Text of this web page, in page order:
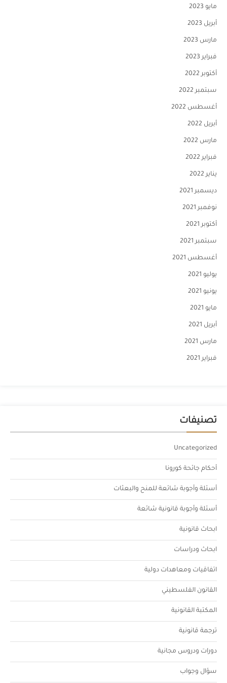
مايو 2023
أبريل 2023
مارس 2023
فبراير 2023
أكتوبر 2022
سبتمبر 2022
أغسطس 2022
أبريل 2022
مارس 2022
فبراير 2022
يناير 2022
ديسمبر 2021
نوفمبر 2021
أكتوبر 2021
سبتمبر 2021
أغسطس 2021
يوليو 2021
يونيو 2021
مايو 2021
أبريل 2021
مارس 2021
فبراير 2021
تصنيفات
Uncategorized
أحكام جائحة كورونا
أسئلة وأجوبة شائعة للمنح والبعثات
أسئلة وأجوبة قانونية شائعة
ابحاث قانونية
ابحاث ودراسات
اتفاقيات ومعاهدات دولية
القانون الفلسطيني
المكتبة القانونية
ترجمة قانونية
دورات ودروس مجانية
سؤال وجواب